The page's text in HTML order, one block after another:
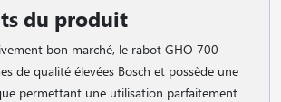
du produit
bon marché, le rabot GHO 700
de qualité élevées Bosch et possède une
permettant une utilisation parfaitement